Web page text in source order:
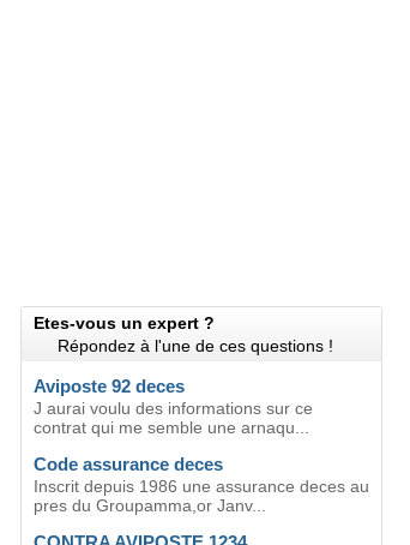
Etes-vous un expert ?
Répondez à l'une de ces questions !
Aviposte 92 deces
J aurai voulu des informations sur ce
contrat qui me semble une arnaqu...
Code assurance deces
Inscrit depuis 1986 une assurance deces au
pres du Groupamma,or Janv...